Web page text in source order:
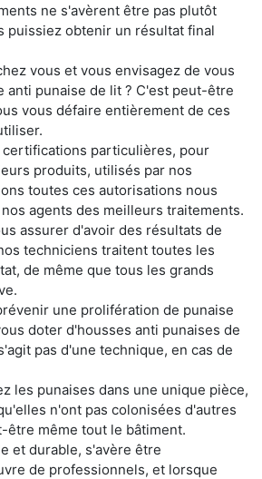
ne s'avèrent être pas plutôt
puissiez obtenir un résultat final
vous et vous envisagez de vous
anti punaise de lit ? C'est peut-être
vous défaire entièrement de ces
certifications particulières, pour
produits, utilisés par nos
toutes ces autorisations nous
agents des meilleurs traitements.
assurer d'avoir des résultats de
techniciens traitent toutes les
de même que tous les grands
une prolifération de punaise
doter d'housses anti punaises de
pas d'une technique, en cas de
les punaises dans une unique pièce,
n'ont pas colonisées d'autres
être même tout le bâtiment.
et durable, s'avère être
de professionnels, et lorsque